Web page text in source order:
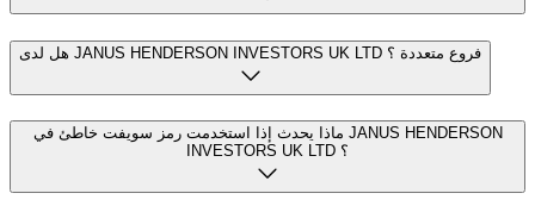
هل لدى JANUS HENDERSON INVESTORS UK LTD فروع متعددة ؟
ماذا يحدث إذا استخدمت رمز سويفت خاطئ في JANUS HENDERSON
INVESTORS UK LTD ؟